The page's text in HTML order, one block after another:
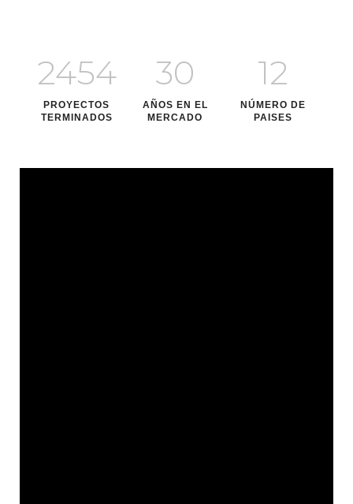
2454
PROYECTOS
TERMINADOS
30
AÑOS EN EL
MERCADO
12
NÚMERO DE
PAISES